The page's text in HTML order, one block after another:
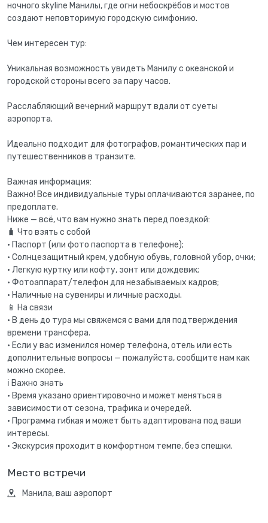
ночного skyline Манилы, где огни небоскрёбов и мостов
создают неповторимую городскую симфонию.
Чем интересен тур:
Уникальная возможность увидеть Манилу с океанской и
городской стороны всего за пару часов.
Расслабляющий вечерний маршрут вдали от суеты
аэропорта.
Идеально подходит для фотографов, романтических пар и
путешественников в транзите.
Важная информация:
Важно! Все индивидуальные туры оплачиваются заранее, по
предоплате.
Ниже — всё, что вам нужно знать перед поездкой:
🧳 Что взять с собой
• Паспорт (или фото паспорта в телефоне);
• Солнцезащитный крем, удобную обувь, головной убор, очки;
• Легкую куртку или кофту, зонт или дождевик;
• Фотоаппарат/телефон для незабываемых кадров;
• Наличные на сувениры и личные расходы.
📱 На связи
• В день до тура мы свяжемся с вами для подтверждения
времени трансфера.
• Если у вас изменился номер телефона, отель или есть
дополнительные вопросы — пожалуйста, сообщите нам как
можно скорее.
ℹ Важно знать
• Время указано ориентировочно и может меняться в
зависимости от сезона, трафика и очередей.
• Программа гибкая и может быть адаптирована под ваши
интересы.
• Экскурсия проходит в комфортном темпе, без спешки.
Место встречи
Манила, ваш аэропорт